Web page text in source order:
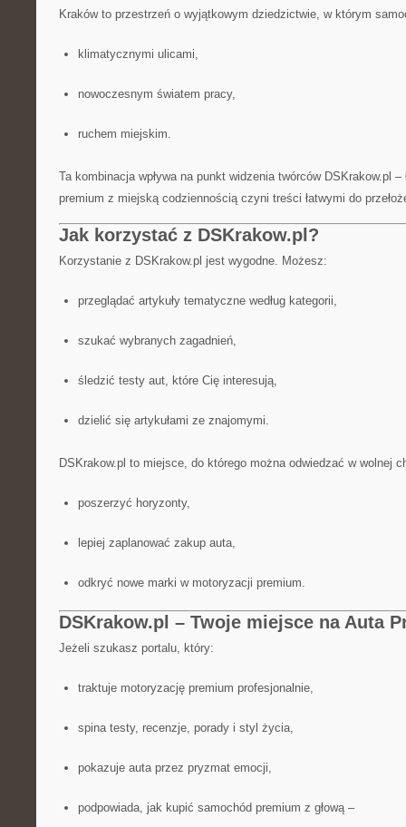
Kraków to przestrzeń o wyjątkowym dziedzictwie, w którym
klimatycznymi ulicami,
nowoczesnym światem pracy,
ruchem miejskim.
Ta kombinacja wpływa na punkt widzenia twórców DSKrakow.pl –
premium z miejską codziennością czyni treści łatwymi do
Jak korzystać z DSKrakow.pl?
Korzystanie z DSKrakow.pl jest wygodne. Możesz:
przeglądać artykuły tematyczne według kategorii,
szukać wybranych zagadnień,
śledzić testy aut, które Cię interesują,
dzielić się artykułami ze znajomymi.
DSKrakow.pl to miejsce, do którego można odwiedzać w wolnej
poszerzyć horyzonty,
lepiej zaplanować zakup auta,
odkryć nowe marki w motoryzacji premium.
DSKrakow.pl – Twoje miejsce na Auta
Jeżeli szukasz portalu, który:
traktuje motoryzację premium profesjonalnie,
spina testy, recenzje, porady i styl życia,
pokazuje auta przez pryzmat emocji,
podpowiada, jak kupić samochód premium z głową –